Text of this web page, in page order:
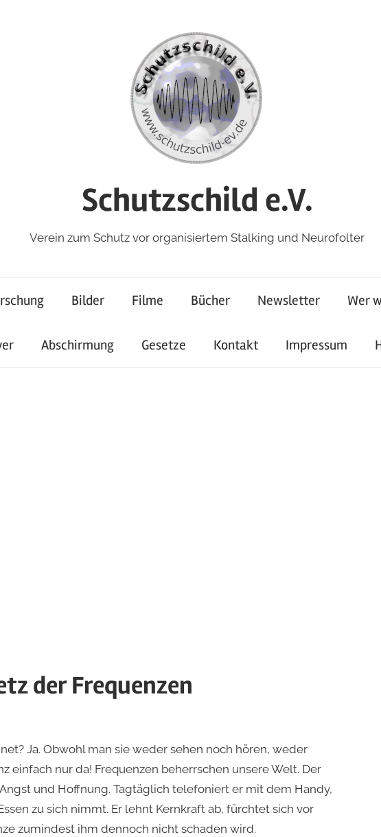
Schutzschild e.V.
Verein zum Schutz vor organisiertem Stalking und Neurofolter
Bilder Filme Bücher Newsletter Wer
Abschirmung Gesetze Kontakt Impressum
der Frequenzen
Ja. Obwohl man sie weder sehen noch hören, weder
einfach nur da! Frequenzen beherrschen unsere Welt. Der
und Hoffnung. Tagtäglich telefoniert er mit dem Handy,
zu sich nimmt. Er lehnt Kernkraft ab, fürchtet sich vor
zumindest ihm dennoch nicht schaden wird.